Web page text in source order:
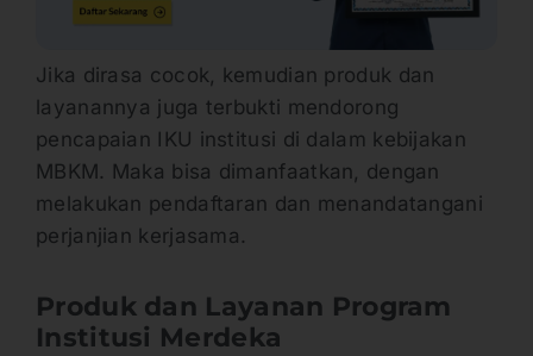
Jika dirasa cocok, kemudian produk dan
layanannya juga terbukti mendorong
pencapaian IKU institusi di dalam kebijakan
MBKM. Maka bisa dimanfaatkan, dengan
melakukan pendaftaran dan menandatangani
perjanjian kerjasama.
Produk dan Layanan Program
Institusi Merdeka